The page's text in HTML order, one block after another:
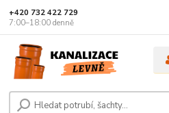
+420 732 422 729
7:00–18:00 denně